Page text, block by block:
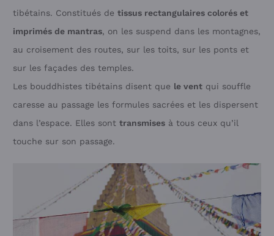
tibétains. Constitués de tissus rectangulaires colorés et
imprimés de mantras, on les suspend dans les montagnes,
au croisement des routes, sur les toits, sur les ponts et
sur les façades des temples.
Les bouddhistes tibétains disent que le vent qui souffle
caresse au passage les formules sacrées et les dispersent
dans l’espace. Elles sont transmises à tous ceux qu’il
touche sur son passage.